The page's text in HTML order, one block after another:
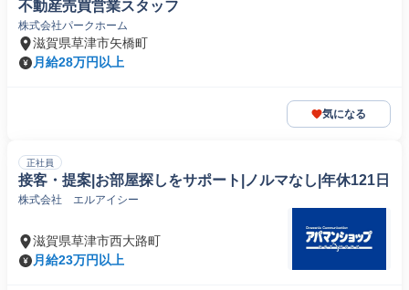
不動産売買営業スタッフ
株式会社パークホーム
滋賀県草津市矢橋町
月給28万円以上
気になる
正社員
接客・提案|お部屋探しをサポート|ノルマなし|年休121日
株式会社 エルアイシー
滋賀県草津市西大路町
月給23万円以上